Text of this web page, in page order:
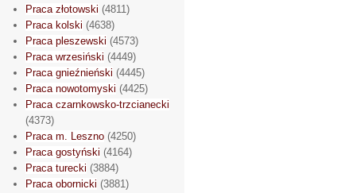
Praca złotowski (4811)
Praca kolski (4638)
Praca pleszewski (4573)
Praca wrzesiński (4449)
Praca gnieźnieński (4445)
Praca nowotomyski (4425)
Praca czarnkowsko-trzcianecki
(4373)
Praca m. Leszno (4250)
Praca gostyński (4164)
Praca turecki (3884)
Praca obornicki (3881)